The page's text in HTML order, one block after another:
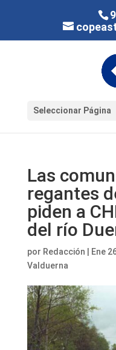
Seleccionar Página
Las
regantes
piden a
del río
por Redacción Ene
Valduerna